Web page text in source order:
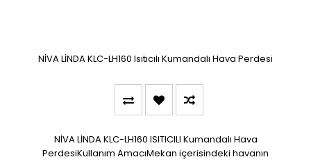
NİVA LİNDA KLC-LH160 Isıtıcılı Kumandalı Hava Perdesi
NİVA LİNDA KLC-LH160 ISITICILI Kumandalı Hava
PerdesiKullanım AmacıMekan içerisindeki havanın